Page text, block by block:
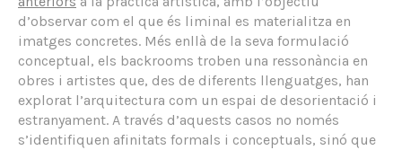
d’observar com el que és liminal es materialitza en
imatges concretes. Més enllà de la seva formulació
conceptual, els backrooms troben una ressonància en
obres i artistes que, des de diferents llenguatges, han
explorat l’arquitectura com un espai de desorientació i
estranyament. A través d’aquests casos no només
s’identifiquen afinitats formals i conceptuals, sinó que